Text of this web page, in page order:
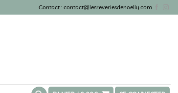
Contact : contact@lesreveriesdenoelly.com